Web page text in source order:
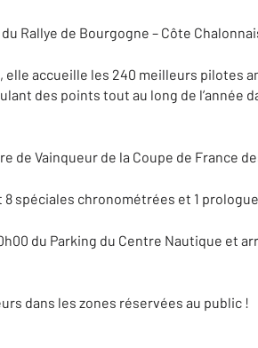
Rallye de Bourgogne – Côte
accueille les 240 meilleurs pilotes
des points tout au long de l’année
Vainqueur de la Coupe de France
spéciales chronométrées et 1 prologue
du Parking du Centre Nautique et
dans les zones réservées au public !